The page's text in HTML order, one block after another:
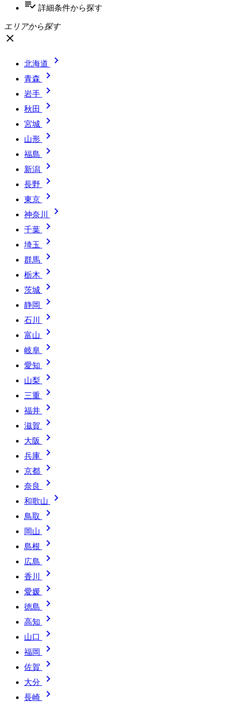
playlist_add_check 詳細条件から探す
エリアから探す
close
北海道 
青森 
岩手 
秋田 
宮城 
山形 
福島 
新潟 
長野 
東京 
神奈川 
千葉 
埼玉 
群馬 
栃木 
茨城 
静岡 
石川 
富山 
岐阜 
愛知 
山梨 
三重 
福井 
滋賀 
大阪 
兵庫 
京都 
奈良 
和歌山 
鳥取 
岡山 
島根 
広島 
香川 
愛媛 
徳島 
高知 
山口 
福岡 
佐賀 
大分 
長崎 